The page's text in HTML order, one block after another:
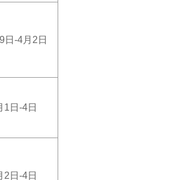
日-4月2日
1日-4日
2 日-4日